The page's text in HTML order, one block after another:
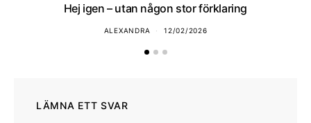
Hej igen – utan någon stor förklaring
ALEXANDRA 12/02/2026
LÄMNA ETT SVAR